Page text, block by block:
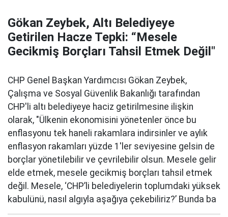
Gökan Zeybek, Altı Belediyeye
Getirilen Hacze Tepki: “Mesele
Gecikmiş Borçları Tahsil Etmek Değil"
CHP Genel Başkan Yardımcısı Gökan Zeybek,
Çalışma ve Sosyal Güvenlik Bakanlığı tarafından
CHP'li altı belediyeye haciz getirilmesine ilişkin
olarak, "Ülkenin ekonomisini yönetenler önce bu
enflasyonu tek haneli rakamlara indirsinler ve aylık
enflasyon rakamları yüzde 1'ler seviyesine gelsin de
borçlar yönetilebilir ve çevrilebilir olsun. Mesele gelir
elde etmek, mesele gecikmiş borçları tahsil etmek
değil. Mesele, ‘CHP’li belediyelerin toplumdaki yüksek
kabulünü, nasıl algıyla aşağıya çekebiliriz?’ Bunda ba